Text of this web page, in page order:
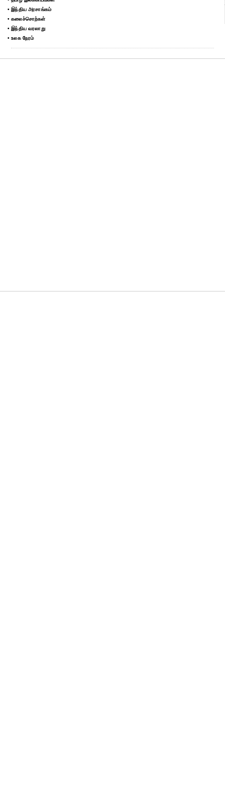
• இந்திய அரசாங்கம்
• கலைச்சொற்கள்
• இந்திய வரலாறு
• உலக நேரம்